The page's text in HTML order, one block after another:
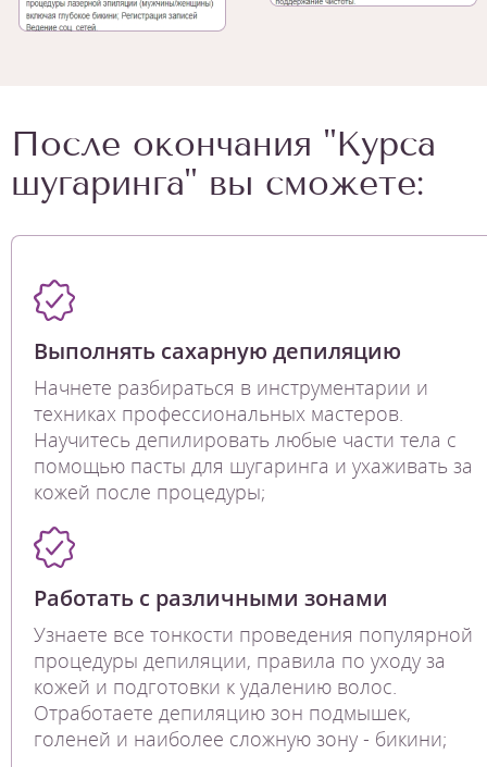
После окончания "Курса
шугаринга" вы сможете:
Выполнять сахарную депиляцию
Начнете разбираться в инструментарии и
техниках профессиональных мастеров.
Научитесь депилировать любые части тела с
помощью пасты для шугаринга и ухаживать за
кожей после процедуры;
Работать с различными зонами
Узнаете все тонкости проведения популярной
процедуры депиляции, правила по уходу за
кожей и подготовки к удалению волос.
Отработаете депиляцию зон подмышек,
голеней и наиболее сложную зону - бикини;